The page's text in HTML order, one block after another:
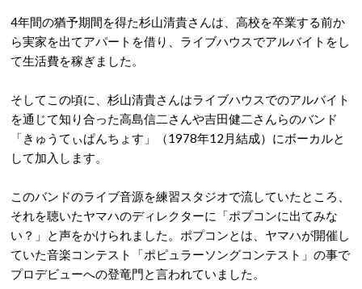
4年間の猶予期間を得た杉山清貴さんは、高校を卒業する前か
ら実家を出てアパートを借り、ライブハウスでアルバイトをし
て生活費を稼ぎました。
そしてこの頃に、杉山清貴さんはライブハウスでのアルバイト
を通じて知り合った高島信二さんや吉田健二さんらのバンド
「きゅうてぃぱんちょす」（1978年12月結成）にボーカルと
して加入します。
このバンドのライブ音源を練習スタジオで流していたところ、
それを聴いたヤマハのディレクターに「ポプコンに出てみな
い？」と声をかけられました。ポプコンとは、ヤマハが開催し
ていた音楽コンテスト「ポピュラーソングコンテスト」の事で
プロデビューへの登竜門と言われていました。